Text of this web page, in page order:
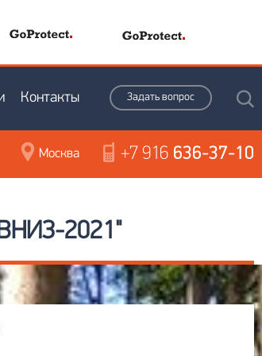
Задать вопрос
Контакты
+7 916 636-37-10
Москва
2021"